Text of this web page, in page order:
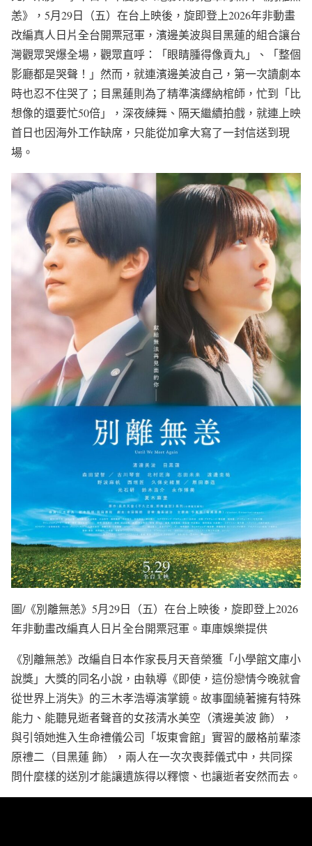
恙》，5月29日（五）在台上映後，旋即登上2026年非動畫
改編真人日片全台開票冠軍，濱邊美波與目黑蓮的組合讓台
灣觀眾哭爆全場，觀眾直呼：「眼睛腫得像貢丸」、「整個
影廳都是哭聲！」然而，就連濱邊美波自己，第一次讀劇本
時也忍不住哭了；目黑蓮則為了精準演繹納棺師，忙到「比
想像的還要忙50倍」，深夜練舞、隔天繼續拍戲，就連上映
首日也因海外工作缺席，只能從加拿大寫了一封信送到現
場。
圖/《別離無恙》5月29日（五）在台上映後，旋即登上2026
年非動畫改編真人日片全台開票冠軍。車庫娛樂提供
《別離無恙》改編自日本作家長月天音榮獲「小學館文庫小
說獎」大獎的同名小說，由執導《即使，這份戀情今晚就會
從世界上消失》的三木孝浩導演掌鏡。故事圍繞著擁有特殊
能力、能聽見逝者聲音的女孩清水美空（濱邊美波 飾），
與引領她進入生命禮儀公司「坂東會館」實習的嚴格前輩漆
原禮二（目黑蓮 飾），兩人在一次次喪葬儀式中，共同探
問什麼樣的送別才能讓遺族得以釋懷、也讓逝者安然而去。